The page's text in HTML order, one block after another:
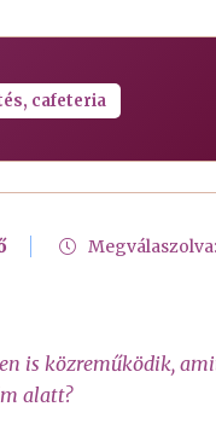
cafeteria
Megválaszolva:
is közreműködik,
alatt?